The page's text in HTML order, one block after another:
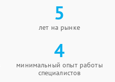
5
лет на рынке
4
минимальный опыт работы
специалистов